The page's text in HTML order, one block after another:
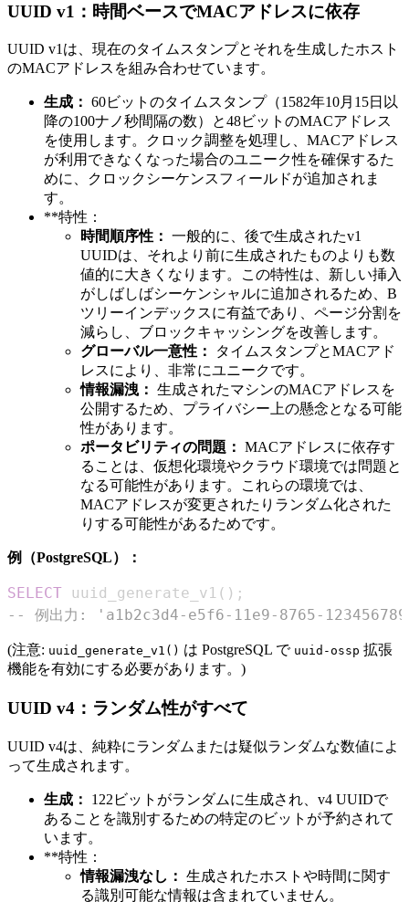
UUID v1：時間ベースでMACアドレスに依存
UUID v1は、現在のタイムスタンプとそれを生成したホスト
のMACアドレスを組み合わせています。
生成： 60ビットのタイムスタンプ（1582年10月15日以
降の100ナノ秒間隔の数）と48ビットのMACアドレス
を使用します。クロック調整を処理し、MACアドレス
が利用できなくなった場合のユニーク性を確保するた
めに、クロックシーケンスフィールドが追加されま
す。
**特性：
時間順序性： 一般的に、後で生成されたv1
UUIDは、それより前に生成されたものよりも数
値的に大きくなります。この特性は、新しい挿入
がしばしばシーケンシャルに追加されるため、B
ツリーインデックスに有益であり、ページ分割を
減らし、ブロックキャッシングを改善します。
グローバル一意性：
タイムスタンプとMACアド
レスにより、非常にユニークです。
情報漏洩： 生成されたマシンのMACアドレスを
公開するため、プライバシー上の懸念となる可能
性があります。
ポータビリティの問題： MACアドレスに依存す
ることは、仮想化環境やクラウド環境では問題と
なる可能性があります。これらの環境では、
MACアドレスが変更されたりランダム化された
りする可能性があるためです。
例（PostgreSQL）：
SELECT uuid_generate_v1 ( ) ;
-- 例出力: 'a1b2c3d4-e5f6-11e9-8765-
(注意: uuid_generate_v1() は PostgreSQL で uuid-ossp 拡張
機能を有効にする必要があります。)
UUID v4：ランダム性がすべて
UUID v4は、純粋にランダムまたは疑似ランダムな数値によ
って生成されます。
生成：
122ビットがランダムに生成され、v4 UUIDで
あることを識別するための特定のビットが予約されて
います。
**特性：
情報漏洩なし： 生成されたホストや時間に関す
る識別可能な情報は含まれていません。